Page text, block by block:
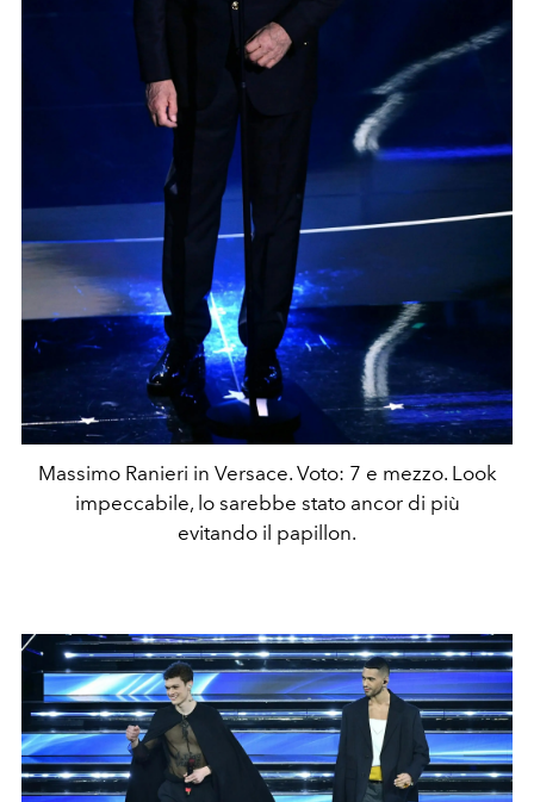
Massimo Ranieri in Versace. Voto: 7 e mezzo. Look
impeccabile, lo sarebbe stato ancor di più
evitando il papillon.